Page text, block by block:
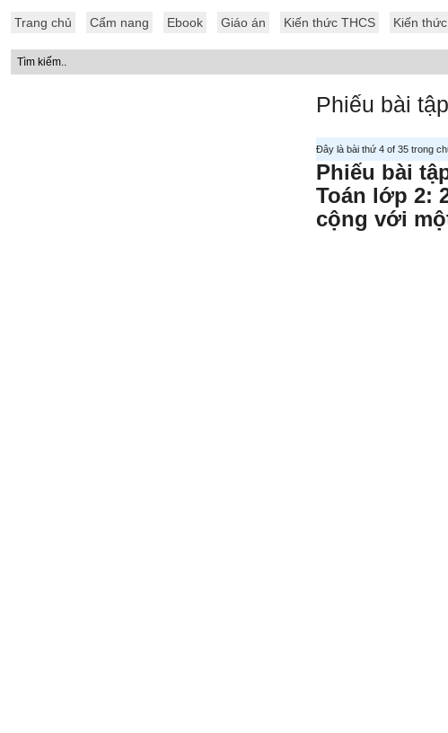
Trang chủ Cẩm nang Ebook Giáo án Kiến thức THCS Kiến
Phiếu bài
Đây là bài thứ 4 of 35 trong
Phiếu bài
Toán lớp 2:
cộng với